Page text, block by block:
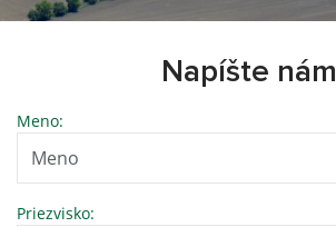
Napíšte nám
Meno:
Priezvisko: